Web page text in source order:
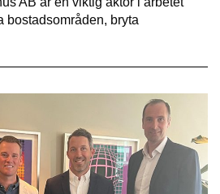
bostadsområden, bryta